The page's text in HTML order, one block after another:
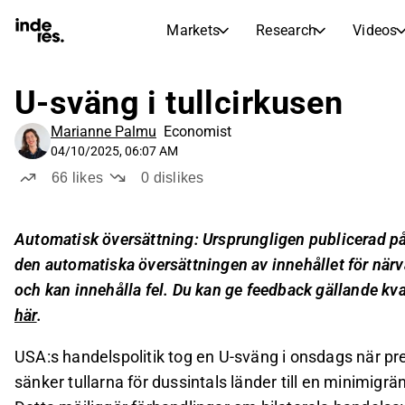
Markets Research Videos
Markets
Stock Calendar
Dividends Calendar
Research
Portfolio
Inderes model portfolio
inderesTV
Stock Comparison
U-sväng i tullcirkusen
Marianne Palmu Economist
04/10/2025, 06:07 AM
66 likes 0 dislikes
Automatisk översättning: Ursprungligen publicerad
den automatiska översättningen av innehållet för
och kan innehålla fel. Du kan ge feedback gällande
här.
USA:s handelspolitik tog en U-sväng i onsdags när
sänker tullarna för dussintals länder till en